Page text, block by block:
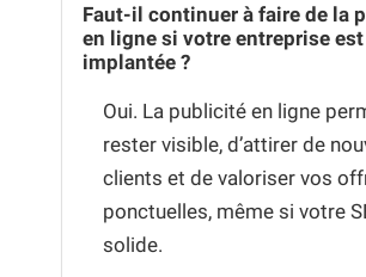
Faut-il continuer à faire de la
en ligne si votre entreprise
implantée ?
Oui. La publicité en ligne
rester visible, d’attirer de
clients et de valoriser vos
ponctuelles, même si votre
solide.